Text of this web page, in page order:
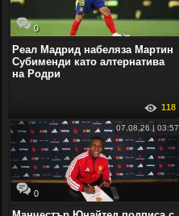
0
Реал Мадрид набеляза Мартин
Субименди като алтернатива
на Родри
118
0
07.08.26 | 03:57